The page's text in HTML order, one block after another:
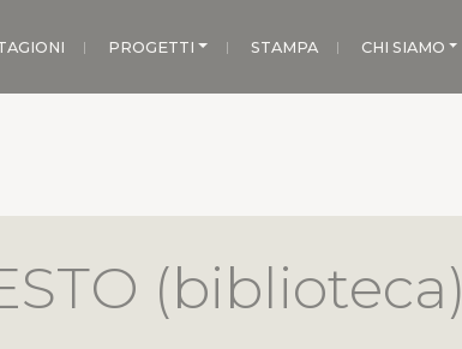
PROGETTI STAMPA CHI SIAMO
(biblioteca)